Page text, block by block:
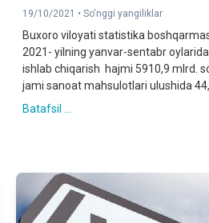
19/10/2021 • So'nggi yangiliklar
Buxoro viloyati statistika
2021- yilning yanvar-sentabr
ishlab chiqarish hajmi 5910,9 mlrd.
jami sanoat mahsulotlari ulushida
Batafsil ...